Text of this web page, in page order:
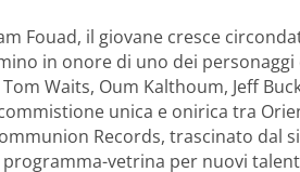
Fouad, il giovane cresce
in onore di uno dei personaggi
Waits, Oum Kalthoum, Jeff
unica e onirica tra
Records, trascinato dal
vetrina per nuovi